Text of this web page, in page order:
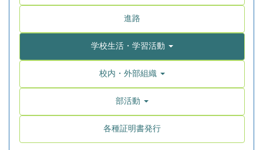
進路
学校生活・学習活動
校内・外部組織
部活動
各種証明書発行